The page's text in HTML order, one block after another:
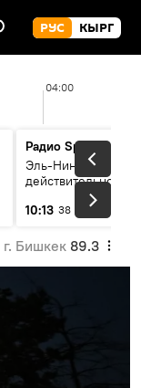
РУС КЫРГ
04:00
Радио Sputnik
Эль-Ниньо, жара и
действительно
погоду в
10:13 38 мин
г. Бишкек 89.3